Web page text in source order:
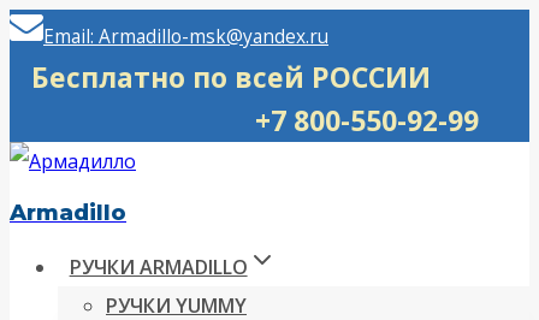
Перейти
Email: Armadillo-msk@yandex.ru
Бесплатно по всей РОССИИ
+7 800-550-92-99
Armadillo
РУЧКИ ARMADILLO
РУЧКИ YUMMY